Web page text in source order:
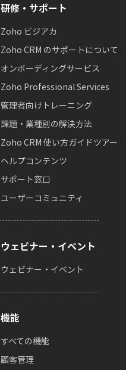
研修・サポート
Zoho ビジアカ
Zoho CRM のサポートについて
オンボーディングサービス
Zoho Professional Services
管理者向けトレーニング
課題・業種別の解決方法
Zoho CRM 使い方ガイドツアー
ヘルプコンテンツ
サポート窓口
ユーザーコミュニティ
ウェビナー・イベント
ウェビナー・イベント
機能
すべての機能
顧客管理